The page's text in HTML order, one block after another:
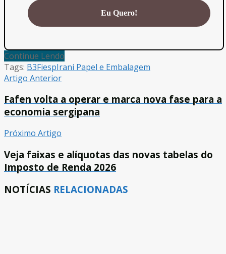
Continue Lendo
Tags: B3FiespIrani Papel e Embalagem
Artigo Anterior
Fafen volta a operar e marca nova fase para a
economia sergipana
Próximo Artigo
Veja faixas e alíquotas das novas tabelas do
Imposto de Renda 2026
NOTÍCIAS RELACIONADAS